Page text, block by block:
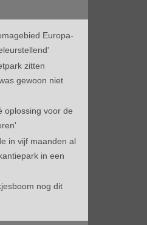
Europa-
zitten
gewoon niet
oplossing voor de
in vijf maanden al
in een
nog dit